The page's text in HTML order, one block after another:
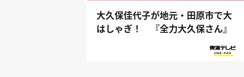
大久保佳代子が地元・田原市で大
はしゃぎ！ 『全力大久保さん』